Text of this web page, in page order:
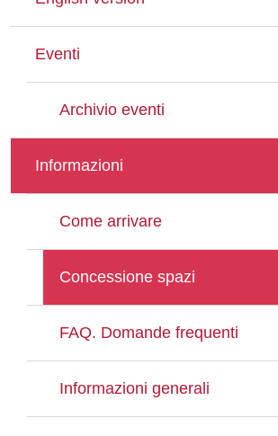
Eventi
Archivio eventi
Informazioni
Come arrivare
Concessione spazi
FAQ. Domande frequenti
Informazioni generali